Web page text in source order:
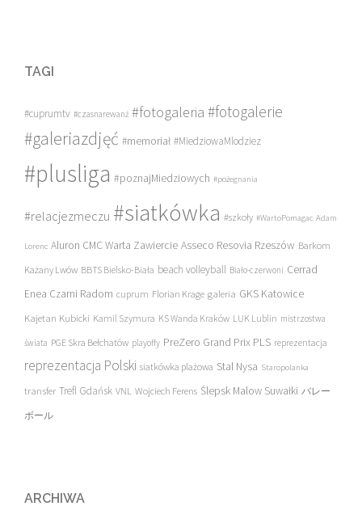
TAGI
#cuprumtv #czasnarewanż #fotogaleria #fotogalerie
#galeriazdjęć #memoriał #MiedziowaMlodziez
#plusliga #poznajMiedziowych #pożegnania
#relacjezmeczu #siatkówka #szkoły #WartoPomagac Adam
Lorenc Aluron CMC Warta Zawiercie Asseco Resovia Rzeszów Barkom
Każany Lwów BBTS Bielsko-Biała beach volleyball Biało-czerwoni Cerrad
Enea Czarni Radom cuprum Florian Krage galeria GKS Katowice
Kajetan Kubicki Kamil Szymura KS Wanda Kraków LUK Lublin mistrzostwa
świata PGE Skra Bełchatów playoffy PreZero Grand Prix PLS reprezentacja
reprezentacja Polski siatkówka plażowa Stal Nysa Staropolanka
transfer Trefl Gdańsk VNL Wojciech Ferens Ślepsk Malow Suwałki バレー
ボール
ARCHIWA